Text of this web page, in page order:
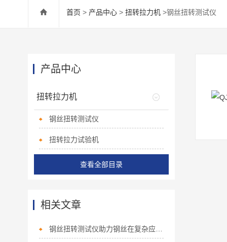
首页 > 产品中心 > 扭转拉力机 >钢丝扭转测试仪
产品中心
扭转拉力机
钢丝扭转测试仪
扭转拉力试验机
查看全部目录
相关文章
钢丝扭转测试仪助力钢丝在复杂应力下的性能研究